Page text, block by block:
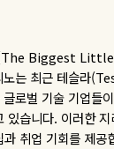
Biggest
는 최근 테슬라
글로벌 기술 기업들
있습니다. 이러한
취업 기회를 제공